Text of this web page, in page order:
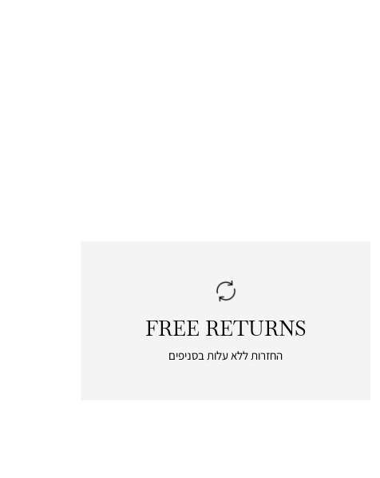
|
returns
FREE RETURNS
החזרות ללא עלות בסניפים